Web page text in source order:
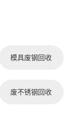
模具废钢回收
废不锈钢回收